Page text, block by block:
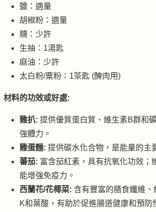
鹽：適量
胡椒粉：適量
糖：少許
生抽：1湯匙
麻油：少許
太白粉/粟粉：1茶匙 (醃肉用)
材料的功效或好處:
雞扒: 提供優質蛋白質、維生素B群和
強體力。
雞蛋麵: 提供碳水化合物，是能量的主
蕃茄: 富含茄紅素，具有抗氧化功效；
能增強免疫力。
西蘭花/花椰菜: 含有豐富的膳食纖維
K和葉酸，有助於促進腸道健康和預防